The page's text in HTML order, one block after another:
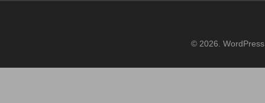
© 2026.